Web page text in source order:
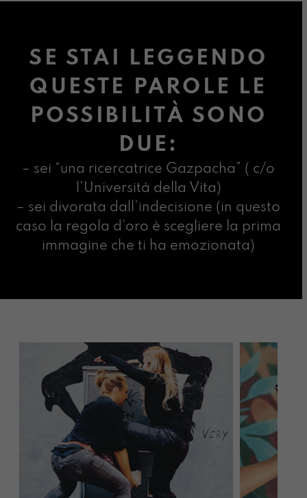
SE STAI LEGGENDO
QUESTE PAROLE LE
POSSIBILITÀ SONO
DUE:
– sei “una ricercatrice Gazpacha” ( c/o
l’Università della Vita)
– sei divorata dall’indecisione (in questo
caso la regola d’oro è scegliere la prima
immagine che ti ha emozionata)